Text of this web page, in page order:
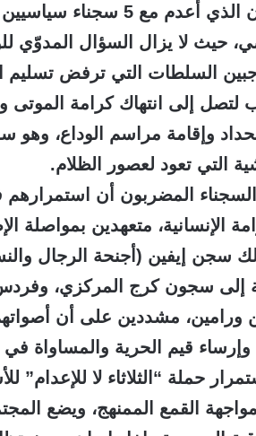
أمريان الذي أُعدم
حيث لا يزال السؤال المدوّي
السلطات التي ترفض تسليم
لتصل إلى انتهاك كرامة
وإقامة مراسم الوداع، وهو
التي تعود لعصور الظلام.
المضربون أن
الإنسانية، متعهدين بمواصلة
إلى سجون كرج المركزي،
ورامين، مشددين على أن
وإرساء قيم الحرية والمساواة في
القمع الممنهج، ويضع